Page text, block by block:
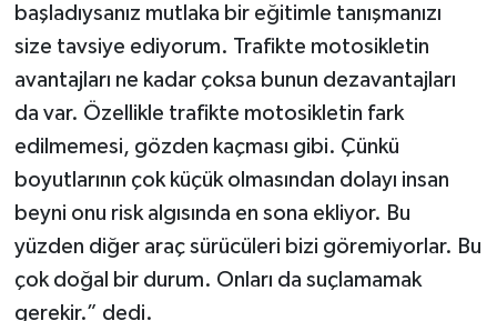
başladıysanız mutlaka bir eğitimle tanışmanızı
size tavsiye ediyorum. Trafikte motosikletin
avantajları ne kadar çoksa bunun dezavantajları
da var. Özellikle trafikte motosikletin fark
edilmemesi, gözden kaçması gibi. Çünkü
boyutlarının çok küçük olmasından dolayı insan
beyni onu risk algısında en sona ekliyor. Bu
yüzden diğer araç sürücüleri bizi göremiyorlar. Bu
çok doğal bir durum. Onları da suçlamamak
gerekir.” dedi.